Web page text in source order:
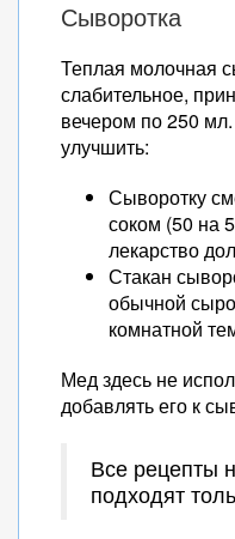
Сыворотка
Теплая молочная
слабительное,
вечером по 250
улучшить:
Сыворотку
соком (50 на
лекарство
Стакан
обычной
комнатной
Мед здесь не
добавлять его к
Все рецепты
подходят